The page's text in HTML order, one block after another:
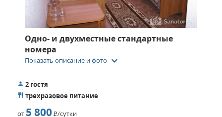
Одно- и двухместные стандартные
номера
Показать описание и фото keyboard_arrow_down
2 гостя
трехразовое питание
от 5 800Р/сутки